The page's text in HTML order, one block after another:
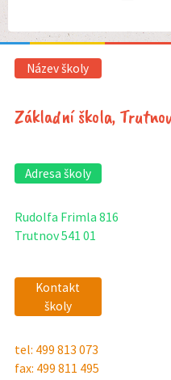
Název školy
Základní škola,
Adresa školy
Rudolfa Frimla 816
Trutnov 541 01
Kontakt
školy
tel: 499 813 073
fax: 499 811 495